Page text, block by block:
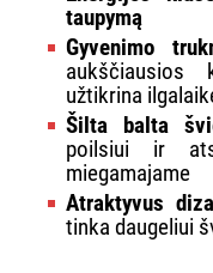
taupymą
Gyvenimo
aukščiausios
užtikrina
Šilta balta
poilsiui ir
miegamajame
Atraktyvus
tinka daugeliui